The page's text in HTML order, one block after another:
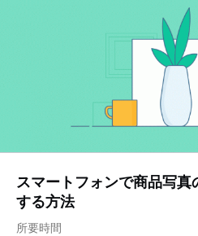
スマートフォンで商品写
する方法
所要時間